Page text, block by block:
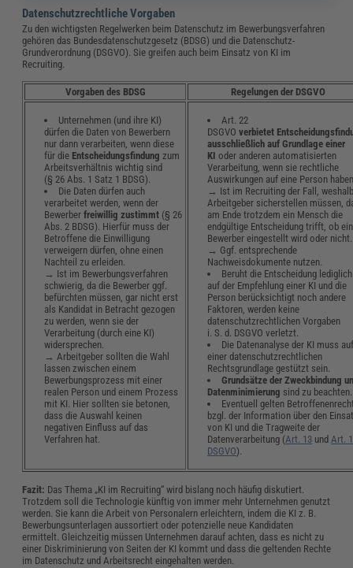
Datenschutzrechtliche Vorgaben
Zu den wichtigsten Regelwerken beim Datenschutz im Bewerbungsverfahren
gehören das Bundesdatenschutzgesetz (BDSG) und die Datenschutz-
Grundverordnung (DSGVO). Sie greifen auch beim Einsatz von KI im
Recruiting.
Vorgaben des BDSG Regelungen der DSGVO
Unternehmen (und ihre KI)
dürfen die Daten von Bewerbern
nur dann verarbeiten, wenn diese
für die Entscheidungsfindung zum
Arbeitsverhältnis wichtig sind
(§ 26 Abs. 1 Satz 1 BDSG).
Die Daten dürfen auch
verarbeitet werden, wenn der
Bewerberfreiwillig zustimmt (§ 26
Abs. 2 BDSG). Hierfür muss der
Betroffene die Einwilligung
verweigern dürfen, ohne einen
Nachteil zu erleiden.
→ Ist im Bewerbungsverfahren
schwierig, da die Bewerber ggf.
befürchten müssen, gar nicht erst
als Kandidat in Betracht gezogen
zu werden, wenn sie der
Verarbeitung (durch eine KI)
widersprechen.
→ Arbeitgeber sollten die Wahl
lassen zwischen einem
Bewerbungsprozess mit einer
realen Person und einem Prozess
mit KI. Hier sollten sie betonen,
dass die Auswahl keinen
negativen Einfluss auf das
Verfahren hat.
Art. 22
DSGVOverbietet
ausschließlich auf Grundlage einer
KI oder anderen automatisierten
Verarbeitung, wenn sie rechtliche
Auswirkungen auf eine Person
→ Ist im Recruiting der Fall,
Arbeitgeber sicherstellen müssen,
am Ende trotzdem ein Mensch die
endgültige Entscheidung trifft, ob ein
Bewerber eingestellt wird oder nicht.
→ Ggf. entsprechende
Nachweisdokumente nutzen.
Beruht die Entscheidung lediglich
auf der Empfehlung einer KI und die
Person berücksichtigt noch andere
Faktoren, werden keine
datenschutzrechtlichen Vorgaben
i. S. d. DSGVO verletzt.
Die Datenanalyse der KI muss auf
einer datenschutzrechtlichen
Rechtsgrundlage gestützt sein.
Grundsätze der Zweckbindung
Datenminimierung sind zu beachten.
Eventuell gelten
bzgl. der Information über den
von KI und die Tragweite der
Datenverarbeitung (Art. 13 undArt.
DSGVO).
Fazit: Das Thema „KI im Recruiting“ wird bislang noch häufig diskutiert.
Trotzdem soll die Technologie künftig von immer mehr Unternehmen genutzt
werden. Sie kann die Arbeit von Personalern erleichtern, indem die KI z. B.
Bewerbungsunterlagen aussortiert oder potenzielle neue Kandidaten
ermittelt. Gleichzeitig müssen Unternehmen darauf achten, dass es nicht zu
einer Diskriminierung von Seiten der KI kommt und dass die geltenden Rechte
im Datenschutz und Arbeitsrecht eingehalten werden.